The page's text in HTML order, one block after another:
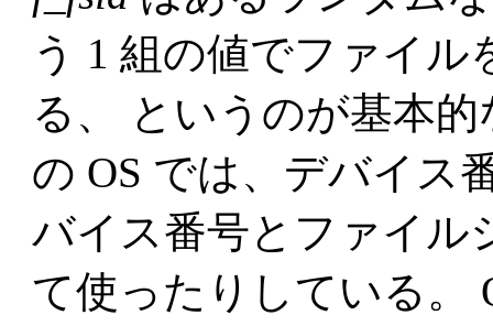
う 1 組の値でファイ
る、 というのが基本
の OS では、デバイス
バイス番号とファイル
て使ったりしている。